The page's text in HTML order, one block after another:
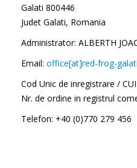
Galati 800446
Judet Galati, Romania
Administrator: ALBERTH
Email: office[at]red-frog-
Cod Unic de inregistrare /
Nr. de ordine in registrul
Telefon: +40 (0)770 279 456